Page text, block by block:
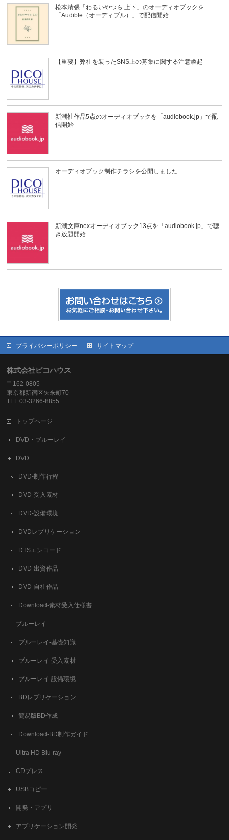
松本清張「わるいやつら 上下」のオーディオブックを
「Audible（オーディブル）」で配信開始
【重要】弊社を装ったSNS上の募集に関する注意喚起
新潮社作品5点のオーディオブックを「audiobook.jp」で配
信開始
オーディオブック制作チラシを公開しました
新潮文庫nexオーディオブック13点を「audiobook.jp」で聴
き放題開始
プライバシーポリシー サイトマップ
株式会社ピコハウス
〒162-0805
東京都新宿区矢来町70
TEL:03-3266-8855
トップページ
DVD・ブルーレイ
DVD
DVD-制作行程
DVD-受入素材
DVD-設備環境
DVDレプリケーション
DTSエンコード
DVD-出資作品
DVD-自社作品
​Download-素材受入仕様書
ブルーレイ
ブルーレイ-基礎知識
ブルーレイ-受入素材
ブルーレイ-設備環境
BDレプリケーション
簡易版BD作成
​Download-BD制作ガイド
Ultra HD Blu-ray
CDプレス
USBコピー
開発・アプリ
アプリケーション開発